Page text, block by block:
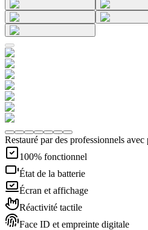
Restauré par des professionnels
100% fonctionnel
État de la batterie
Écran et affichage
Réactivité tactile
Face ID et empreinte digitale